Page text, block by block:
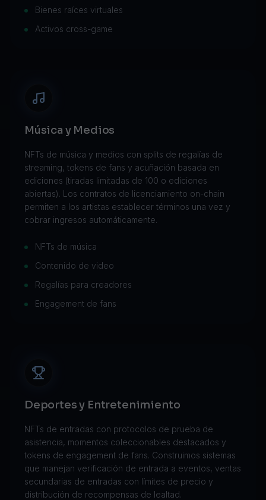
Bienes raíces virtuales
Activos cross-game
Música y Medios
NFTs de música y medios con splits de regalías de
streaming, tokens de fans y acuñación basada en
ediciones (tiradas limitadas de 100 o ediciones
abiertas). Los contratos de licenciamiento on-chain
permiten a los artistas establecer términos una vez y
cobrar ingresos automáticamente.
NFTs de música
Contenido de video
Regalías para creadores
Engagement de fans
Deportes y Entretenimiento
NFTs de entradas con protocolos de prueba de
asistencia, momentos coleccionables destacados y
tokens de engagement de fans. Construimos sistemas
que manejan verificación de entrada a eventos, ventas
secundarias de entradas con límites de precio y
distribución de recompensas de lealtad.